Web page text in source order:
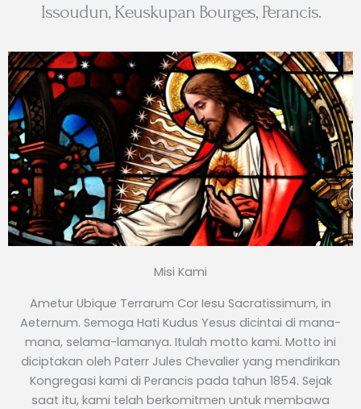
Issoudun, Keuskupan Bourges, Perancis.
Misi Kami
Ametur Ubique Terrarum Cor Iesu Sacratissimum, in
Aeternum. Semoga Hati Kudus Yesus dicintai di mana-
mana, selama-lamanya. Itulah motto kami. Motto ini
diciptakan oleh Paterr Jules Chevalier yang mendirikan
Kongregasi kami di Perancis pada tahun 1854. Sejak
saat itu, kami telah berkomitmen untuk membawa